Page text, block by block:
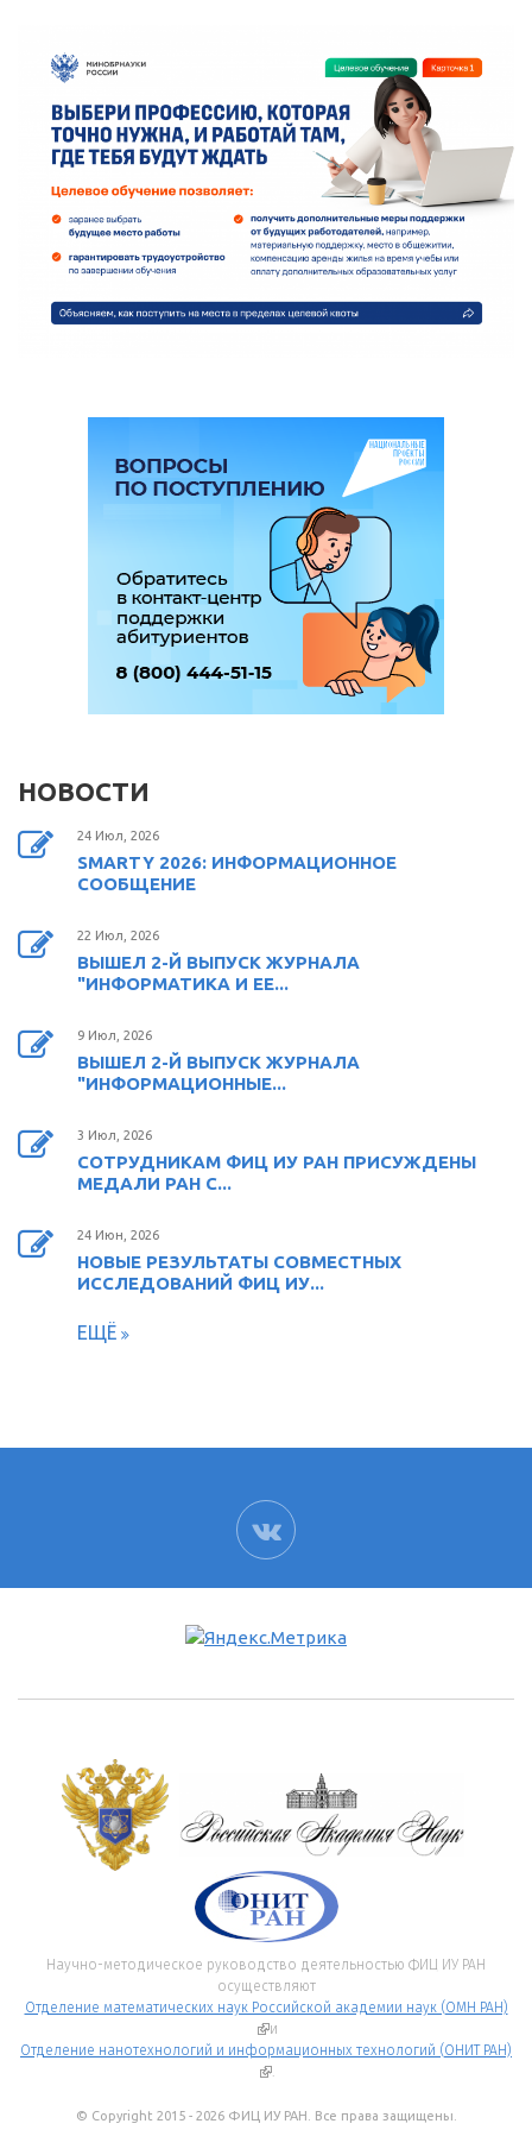
НОВОСТИ
24 Июл, 2026
SMARTY 2026: ИНФОРМАЦИОННОЕ
СООБЩЕНИЕ
22 Июл, 2026
ВЫШЕЛ 2-Й ВЫПУСК ЖУРНАЛА
"ИНФОРМАТИКА И ЕЕ...
9 Июл, 2026
ВЫШЕЛ 2-Й ВЫПУСК ЖУРНАЛА
"ИНФОРМАЦИОННЫЕ...
3 Июл, 2026
СОТРУДНИКАМ ФИЦ ИУ РАН ПРИСУЖДЕНЫ
МЕДАЛИ РАН С...
24 Июн, 2026
НОВЫЕ РЕЗУЛЬТАТЫ СОВМЕСТНЫХ
ИССЛЕДОВАНИЙ ФИЦ ИУ...
ЕЩЁ
ВК
Научно-методическое руководство деятельностью ФИЦ ИУ РАН
осуществляют
Отделение математических наук Российской академии наук (ОМН РАН)
(внешняя ссылка)
и
Отделение нанотехнологий и информационных технологий (ОНИТ РАН)
(внешняя ссылка)
.
© Copyright 2015 - 2026 ФИЦ ИУ РАН. Все права защищены.